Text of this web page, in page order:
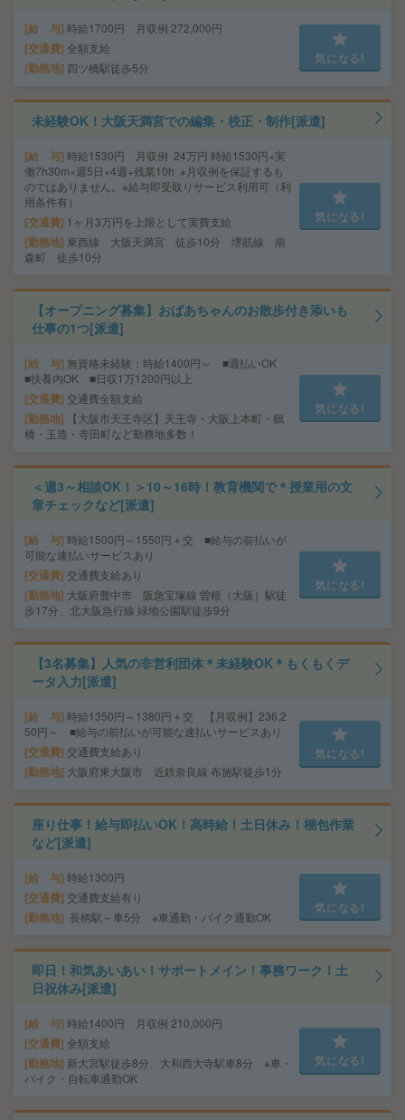
給 与 時給1700円 月収例 272,000円
交通費 全額支給
勤務地 四ツ橋駅徒歩5分
気になる!
未経験OK！大阪天満宮での編集・校正・制作[派遣]
給 与 時給1530円 月収例 24万円 時給1530円×実
働7h30m×週5日×4週+残業10h ※月収例を保証するも
のではありません。※給与即受取りサービス利用可（利
用条件有）
交通費 1ヶ月3万円を上限として実費支給
勤務地 東西線 大阪天満宮 徒歩10分 堺筋線 南
森町 徒歩10分
気になる!
【オープニング募集】おばあちゃんのお散歩付き添いも
仕事の1つ[派遣]
給 与 無資格未経験：時給1400円～ ■週払いOK
■扶養内OK ■日収1万1200円以上
交通費 交通費全額支給
勤務地
【大阪市天王寺区】天王寺・大阪上本町・鶴
橋・玉造・寺田町など勤務地多数！
気になる!
＜週3～相談OK！＞10～16時！教育機関で＊授業用の文
章チェックなど[派遣]
給 与 時給1500円～1550円＋交 ■給与の前払いが
可能な速払いサービスあり
交通費 交通費支給あり
勤務地 大阪府豊中市 阪急宝塚線 曽根（大阪）駅徒
歩17分、北大阪急行線 緑地公園駅徒歩9分
気になる!
【3名募集】人気の非営利団体＊未経験OK＊もくもくデ
ータ入力[派遣]
給 与 時給1350円～1380円＋交 【月収例】236,2
50円～ ■給与の前払いが可能な速払いサービスあり
交通費 交通費支給あり
勤務地 大阪府東大阪市 近鉄奈良線 布施駅徒歩1分
気になる!
座り仕事！給与即払いOK！高時給！土日休み！梱包作業
など[派遣]
給 与 時給1300円
交通費 交通費支給有り
勤務地 長柄駅～車5分 ※車通勤・バイク通勤OK
気になる!
即日！和気あいあい！サポートメイン！事務ワーク！土
日祝休み[派遣]
給 与 時給1400円 月収例 210,000円
交通費 全額支給
勤務地 新大宮駅徒歩8分、大和西大寺駅車8分 ※車・
バイク・自転車通勤OK
気になる!